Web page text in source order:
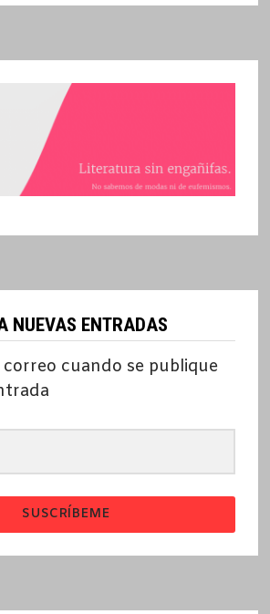
NUEVAS ENTRADAS
correo cuando se publique
SUSCRÍBEME